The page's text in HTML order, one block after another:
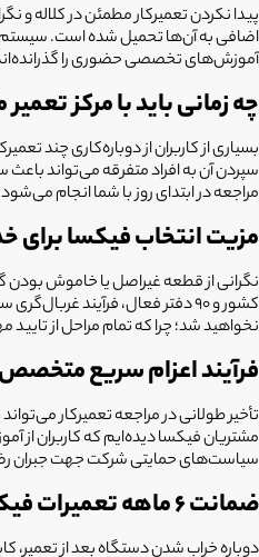
پیدا نکردن تعمیرکار مطمئن در کلاله
آموزش‌های تخصصی حضوری را
چه زمانی باید با مرکز
بسیاری از کاربران از دوباره‌کاری چند
سپردن آن به افراد متفرقه می‌تواند
مراجعه در ابتدای روز با شما انجام
مزیت انتخاب فیکسا
نخواهید شد؛ چرا که تمام مراحل از تایید
فرآیند اعزام سریع
تأخیر طولانی در مراجعه تعمیرکار
مشتریان فیکسا دیده‌ایم که کاربران از
سیاست‌های حمایتی شرکت جهت جبران
ضمانت ۶ ماهه تعمیرات فیکسا شامل چه مواردی می‌شود؟